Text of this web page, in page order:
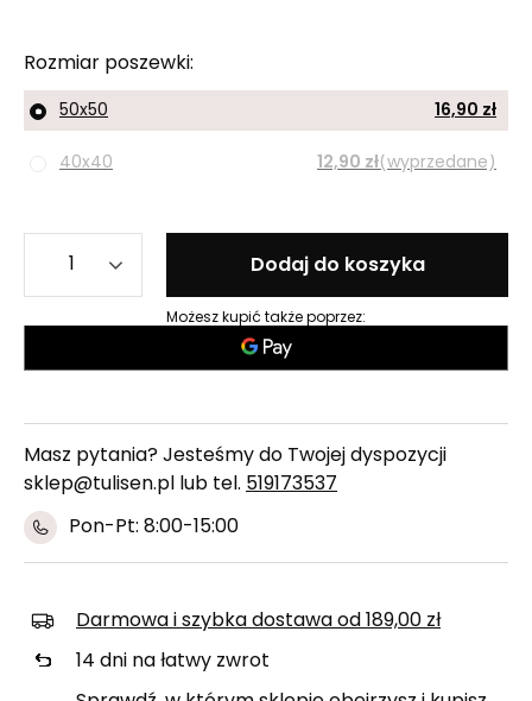
Rozmiar poszewki
50x50 16,90 zł
40x40 12,90 zł(wyprzedane)
Dodaj do koszyka
Możesz kupić także poprzez:
Masz pytania? Jesteśmy do Twojej dyspozycji
sklep@tulisen.pl lub tel. 519173537
Pon-Pt: 8:00-15:00
Darmowa i szybka dostawa od 189,00 zł
14 dni na łatwy zwrot